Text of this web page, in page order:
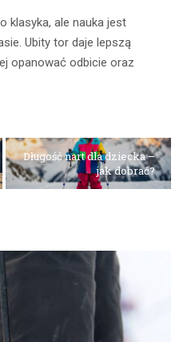
klasyka, ale nauka jest
Ubity tor daje lepszą
opanować odbicie oraz
Długość nart dla dziecka –
jak dobrać?